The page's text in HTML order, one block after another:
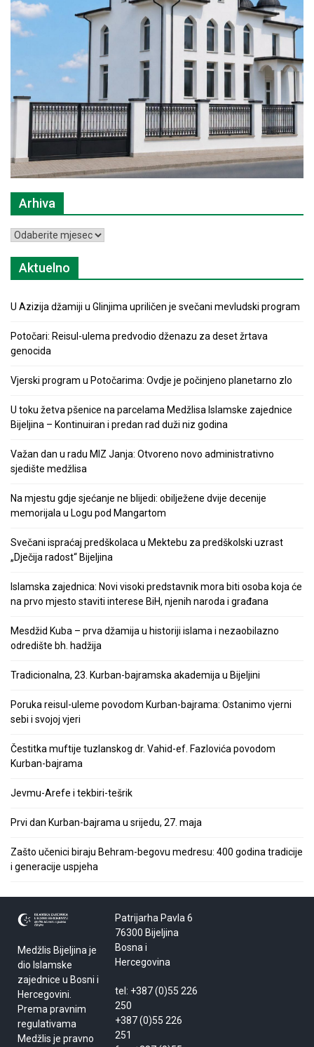
Arhiva
Arhiva
Aktuelno
U Azizija džamiji u Glinjima upriličen je svečani mevludski program
Potočari: Reisul-ulema predvodio dženazu za deset žrtava
genocida
Vjerski program u Potočarima: Ovdje je počinjeno planetarno zlo
U toku žetva pšenice na parcelama Medžlisa Islamske zajednice
Bijeljina – Kontinuiran i predan rad duži niz godina
Važan dan u radu MIZ Janja: Otvoreno novo administrativno
sjedište medžlisa
Na mjestu gdje sjećanje ne blijedi: obilježene dvije decenije
memorijala u Logu pod Mangartom
Svečani ispraćaj predškolaca u Mektebu za predškolski uzrast
„Dječija radost“ Bijeljina
Islamska zajednica: Novi visoki predstavnik mora biti osoba koja će
na prvo mjesto staviti interese BiH, njenih naroda i građana
Mesdžid Kuba – prva džamija u historiji islama i nezaobilazno
odredište bh. hadžija
Tradicionalna, 23. Kurban-bajramska akademija u Bijeljini
Poruka reisul-uleme povodom Kurban-bajrama: Ostanimo vjerni
sebi i svojoj vjeri
Čestitka muftije tuzlanskog dr. Vahid-ef. Fazlovića povodom
Kurban-bajrama
Jevmu-Arefe i tekbiri-tešrik
Prvi dan Kurban-bajrama u srijedu, 27. maja
Zašto učenici biraju Behram-begovu medresu: 400 godina tradicije
i generacije uspjeha
Medžlis Bijeljina je
dio Islamske
zajednice u Bosni i
Hercegovini.
Prema pravnim
regulativama
Medžlis je pravno
Patrijarha Pavla 6
76300 Bijeljina
Bosna i
Hercegovina
tel: +387 (0)55 226
250
+387 (0)55 226
251